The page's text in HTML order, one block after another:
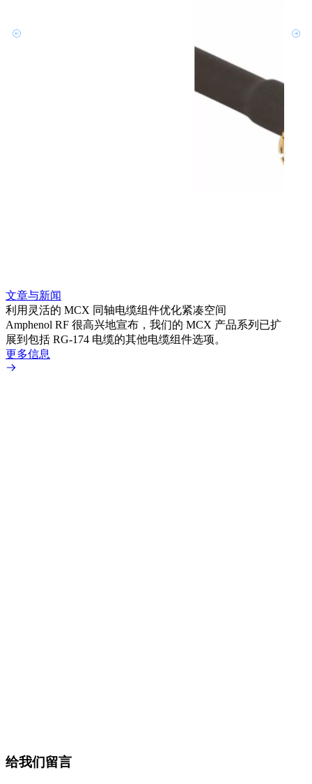
文章与新闻
利用灵活的 MCX 同轴电缆组件优化紧凑空间
Amphenol RF 很高兴地宣布，我们的 MCX 产品系列已扩
展到包括 RG-174 电缆的其他电缆组件选项。
更多信息
给我们留言